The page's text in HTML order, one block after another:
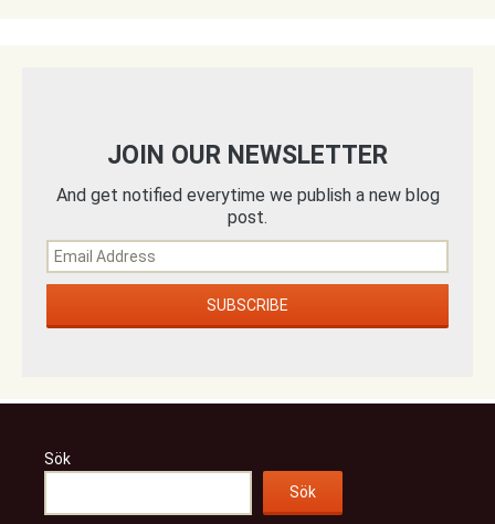
JOIN OUR NEWSLETTER
And get notified everytime we publish a new blog
post.
Sök
Sök